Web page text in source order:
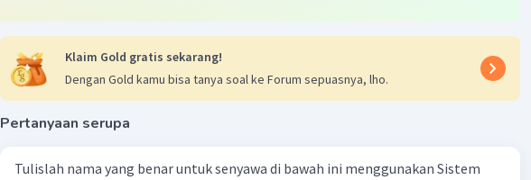
Beri Rating·0.0(0) Balas
Klaim Gold gratis sekarang!
Dengan Gold kamu bisa tanya soal ke Forum sepuasnya, lho.
Pertanyaan serupa
Tulislah nama yang benar untuk senyawa di bawah ini menggunakan Sistem